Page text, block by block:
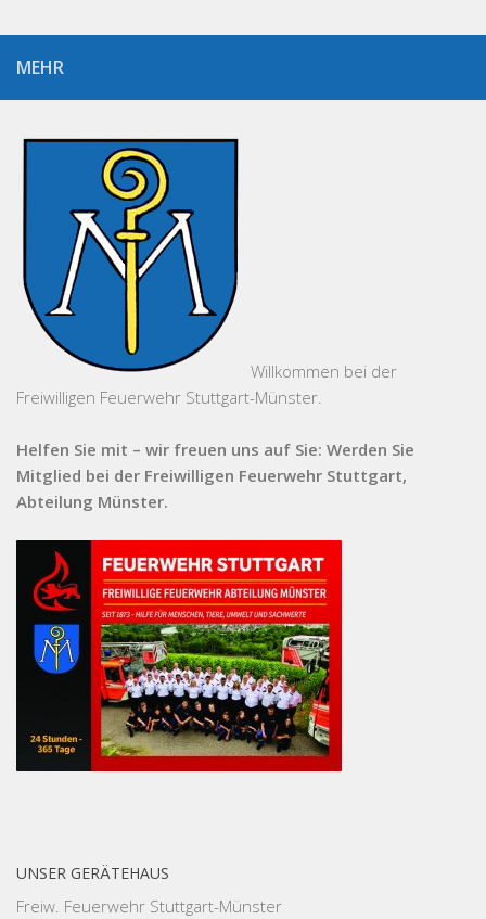
MEHR
Willkommen bei der
Freiwilligen Feuerwehr Stuttgart-Münster.
Helfen Sie mit – wir freuen uns auf Sie: Werden Sie
Mitglied bei der Freiwilligen Feuerwehr Stuttgart,
Abteilung Münster.
UNSER GERÄTEHAUS
Freiw. Feuerwehr Stuttgart-Münster